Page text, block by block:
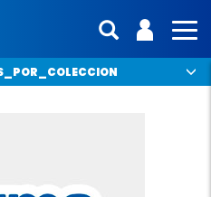
ENTRA |